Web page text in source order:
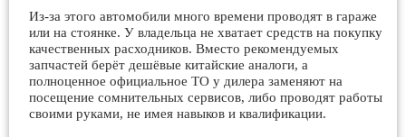
Из-за этого автомобили много времени проводят в гараже
или на стоянке. У владельца не хватает средств на покупку
качественных расходников. Вместо рекомендуемых
запчастей берёт дешёвые китайские аналоги, а
полноценное официальное ТО у дилера заменяют на
посещение сомнительных сервисов, либо проводят работы
своими руками, не имея навыков и квалификации.